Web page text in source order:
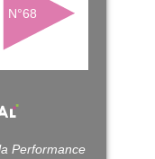
N°68
Performance